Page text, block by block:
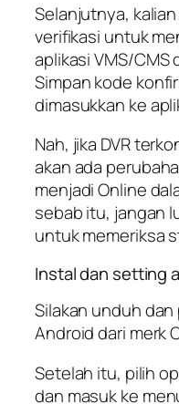
Selanjutnya,
verifikasi untuk
aplikasi VMS/CMS
Simpan kode
dimasukkan ke
Nah, jika DVR
akan ada
menjadi Online
sebab itu, jangan
untuk memeriksa
Instal dan setting
Silakan unduh
Android dari merk
Setelah itu, pilih
dan masuk ke